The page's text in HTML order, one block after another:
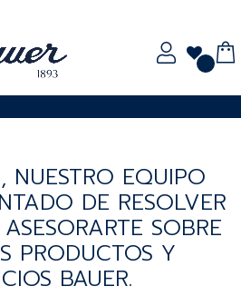
NUESTRO EQUIPO
DE RESOLVER
SOBRE
PRODUCTOS Y
BAUER.